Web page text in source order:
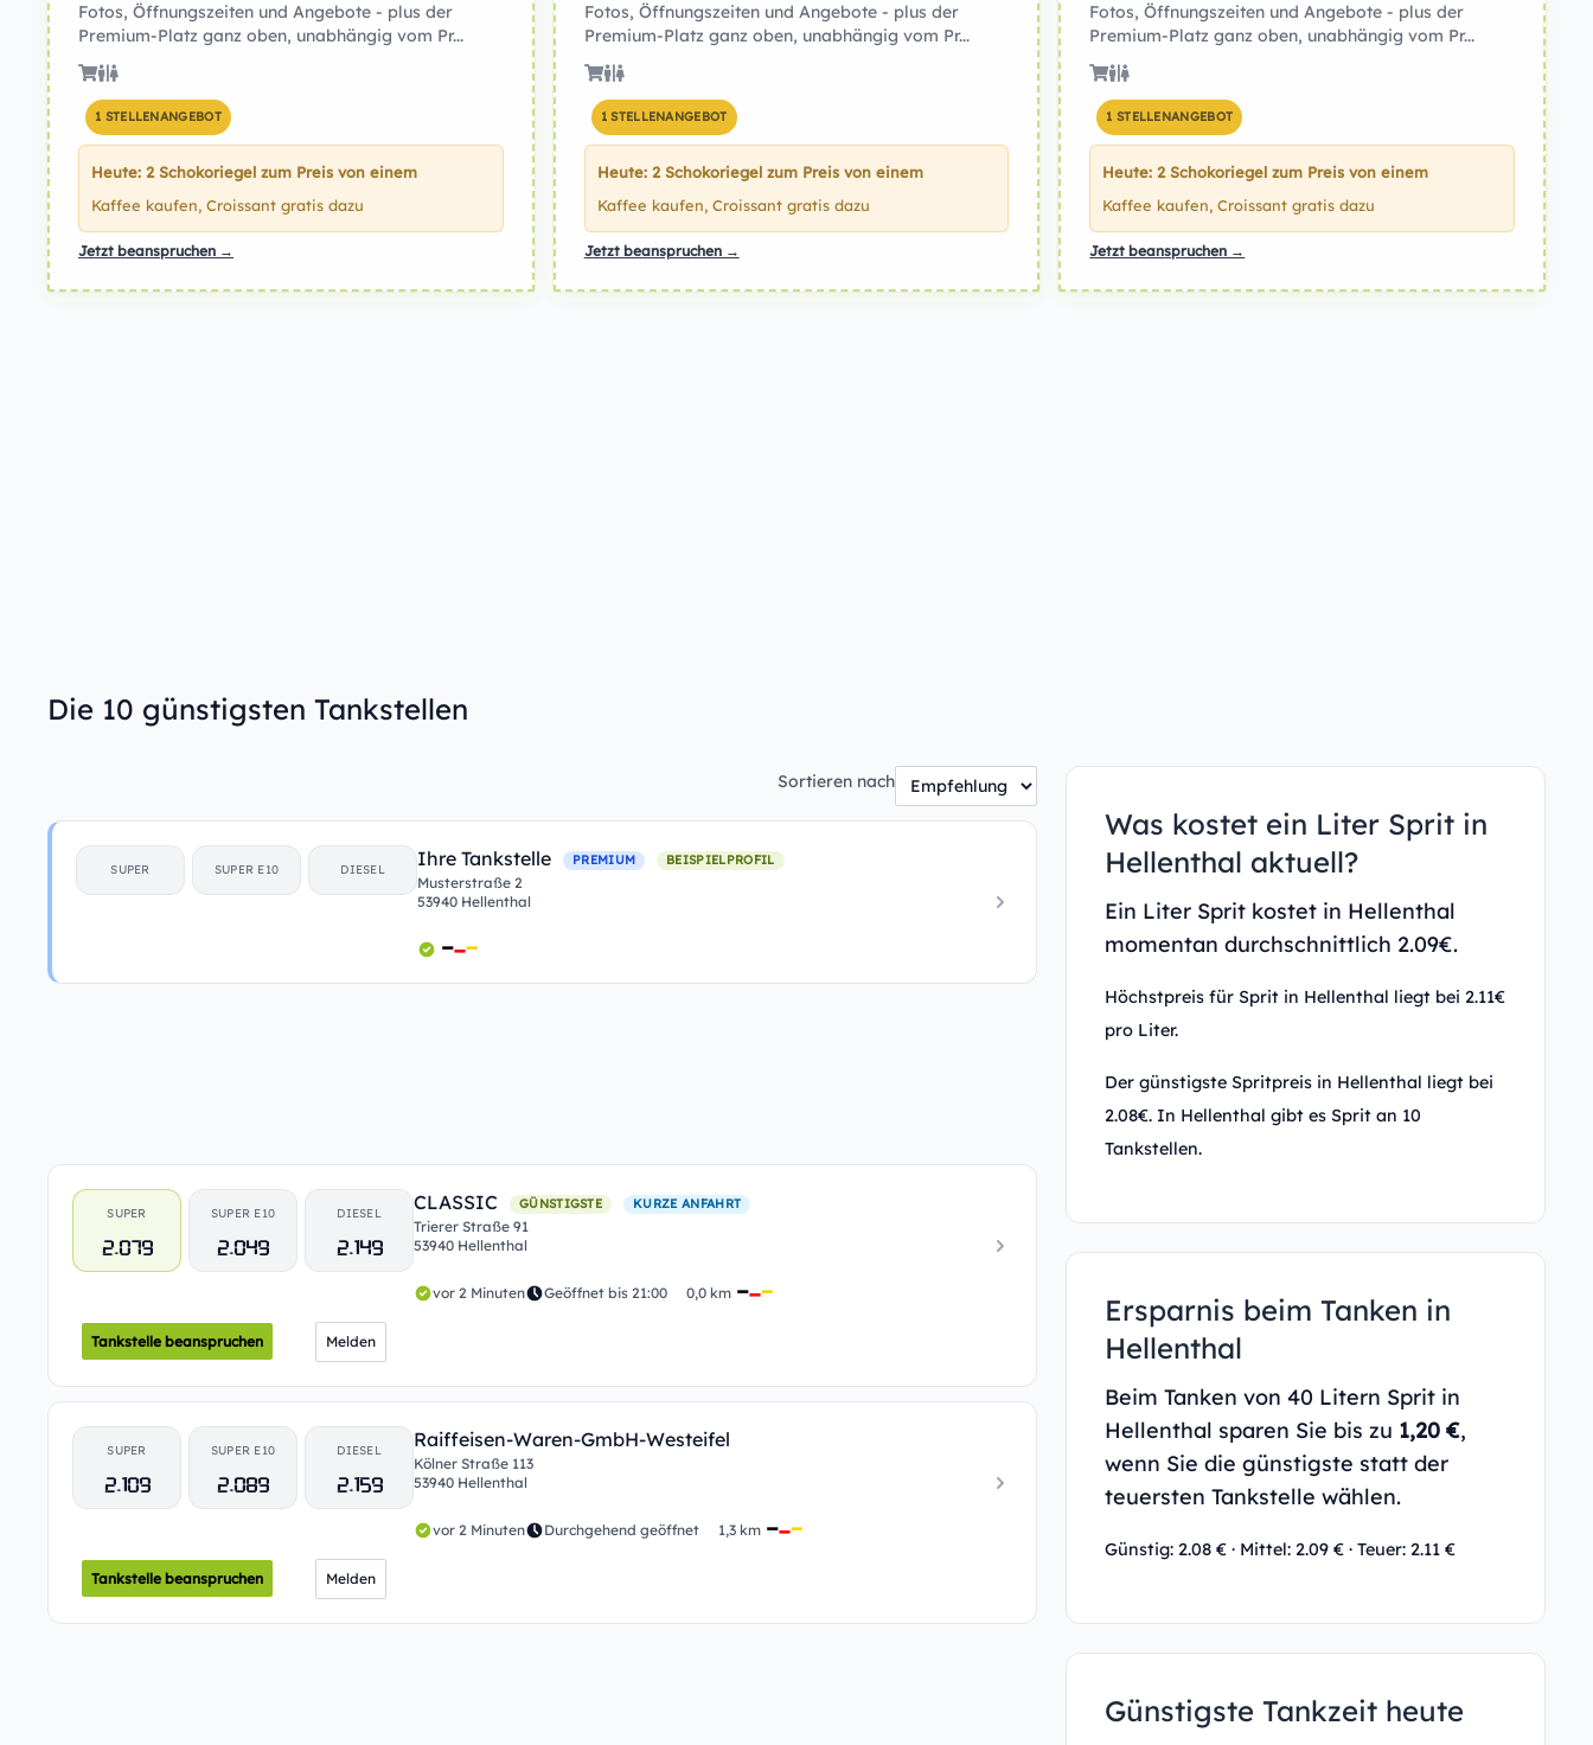
Fotos, Öffnungszeiten und Angebote - plus der
Premium-Platz ganz oben, unabhängig vom Pr...
1 STELLENANGEBOT
Heute: 2 Schokoriegel zum Preis von einem
Kaffee kaufen, Croissant gratis dazu
Jetzt beanspruchen →
Fotos, Öffnungszeiten und Angebote - plus der
Premium-Platz ganz oben, unabhängig vom Pr...
1 STELLENANGEBOT
Heute: 2 Schokoriegel zum Preis von einem
Kaffee kaufen, Croissant gratis dazu
Jetzt beanspruchen →
Fotos, Öffnungszeiten und Angebote - plus der
Premium-Platz ganz oben, unabhängig vom Pr...
1 STELLENANGEBOT
Heute: 2 Schokoriegel zum Preis von einem
Kaffee kaufen, Croissant gratis dazu
Jetzt beanspruchen →
Die 10 günstigsten Tankstellen
Sortieren nach
SUPER SUPER E10 DIESEL Ihre Tankstelle PREMIUM BEISPIELPROFIL
Musterstraße 2
53940 Hellenthal
SUPER
2.079
SUPER E10
2.049
DIESEL
2.149
CLASSIC GÜNSTIGSTE KURZE ANFAHRT
Trierer Straße 91
53940 Hellenthal
vor 2 Minuten Geöffnet bis 21:00 0,0 km
Tankstelle beanspruchen Melden
SUPER
2.109
SUPER E10
2.089
DIESEL
2.159
Raiffeisen-Waren-GmbH-Westeifel
Kölner Straße 113
53940 Hellenthal
vor 2 Minuten Durchgehend geöffnet 1,3 km
Tankstelle beanspruchen Melden
Was kostet ein Liter Sprit in
Hellenthal aktuell?
Ein Liter Sprit kostet in Hellenthal
momentan durchschnittlich 2.09€.
Höchstpreis für Sprit in Hellenthal liegt bei 2.11€
pro Liter.
Der günstigste Spritpreis in Hellenthal liegt bei
2.08€. In Hellenthal gibt es Sprit an 10
Tankstellen.
Ersparnis beim Tanken in
Hellenthal
Beim Tanken von 40 Litern Sprit in
Hellenthal sparen Sie bis zu 1,20 €,
wenn Sie die günstigste statt der
teuersten Tankstelle wählen.
Günstig: 2.08 € · Mittel: 2.09 € · Teuer: 2.11 €
Günstigste Tankzeit heute